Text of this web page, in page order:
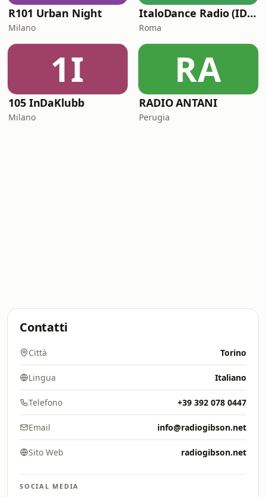
R101 Urban Night
Milano
ItaloDance Radio (IDN – Italian Dance Network)
Roma
1I
105 InDaKlubb
Milano
RA
RADIO ANTANI
Perugia
Contatti
Città Torino
Lingua Italiano
Telefono +39 392 078 0447
Email info@radiogibson.net
Sito Web radiogibson.net
SOCIAL MEDIA